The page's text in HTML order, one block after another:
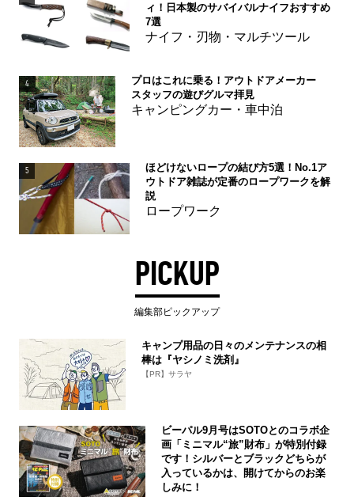
ィ！日本製のサバイバルナイフおすすめ
7選
ナイフ・刃物・マルチツール
4
プロはこれに乗る！アウトドアメーカー
スタッフの遊びグルマ拝見
キャンピングカー・車中泊
5
ほどけないロープの結び方5選！No.1ア
ウトドア雑誌が定番のロープワークを解
説
ロープワーク
PICKUP
編集部ピックアップ
キャンプ用品の日々のメンテナンスの相
棒は『ヤシノミ洗剤』
【PR】サラヤ
ビーパル9月号はSOTOとのコラボ企
画「ミニマル“旅”財布」が特別付録
です！シルバーとブラックどちらが
入っているかは、開けてからのお楽
しみに！